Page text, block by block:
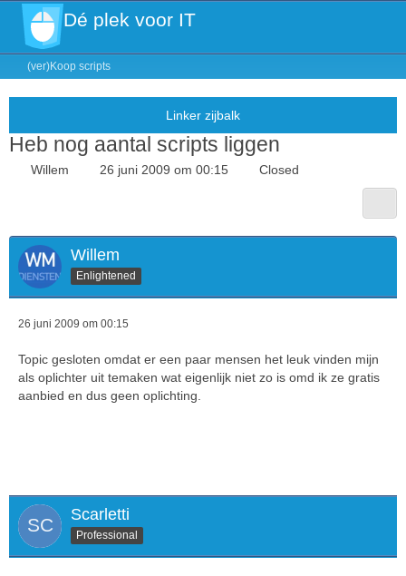
Dé plek voor IT
(ver)Koop scripts
Heb nog aantal scripts liggen
Willem 26 juni 2009 om 00:15 Closed
Willem
Enlightened
26 juni 2009 om 00:15
Topic gesloten omdat er een paar mensen het leuk vinden mijn
als oplichter uit temaken wat eigenlijk niet zo is omd ik ze gratis
aanbied en dus geen oplichting.
Scarletti
Professional